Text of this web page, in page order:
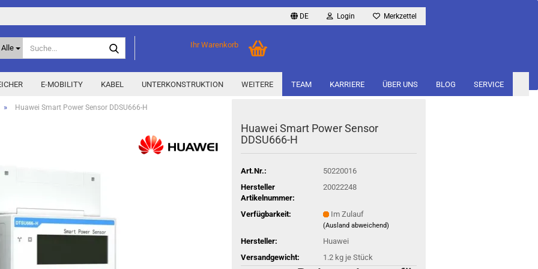
DE Login Merkzettel
Alle Ihr Warenkorb
E-MOBILITY KABEL UNTERKONSTRUKTION TEAM KARRIERE ÜBER UNS BLOG SERVICE
WEITERE
Neu / Coming soon
» Huawei Smart Power Sensor DDSU666-H
Hua­wei Smart Power Sen­sor
DDSU666-​H
Art.Nr.:
50220016
Hersteller
Artikelnummer:
20022248
Verfügbarkeit: Im Zulauf
(Ausland abweichend)
Hersteller:
Huawei
Versandgewicht:
1.2kg je Stück